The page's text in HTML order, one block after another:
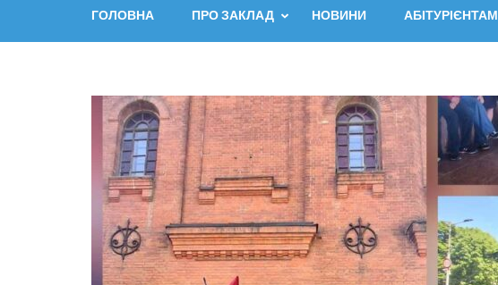
ГОЛОВНА ПРО ЗАКЛАД НОВИНИ АБІТУРІЄНТАМ